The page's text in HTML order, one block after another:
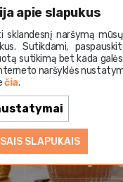
apie slapukus
sklandesnį naršymą
Sutikdami,
sutikimą bet kada
naršyklės
čia.
SLAPUKAIS